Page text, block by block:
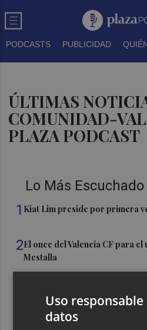
PODCASTS PUBLICIDAD
ÚLTIMAS
COMUNIDAD-
PLAZA PODCAST
Lo Más Escuchado
1 Kiat Lim preside por primera
2El once del Valencia CF para
Mestalla
el día del eclipse
Uso responsable
datos